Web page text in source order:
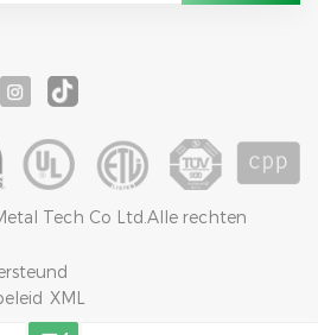
Tech Co Ltd.Alle rechten
XML